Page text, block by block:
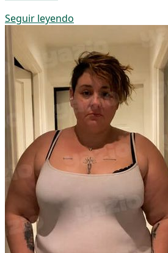
Seguir leyendo